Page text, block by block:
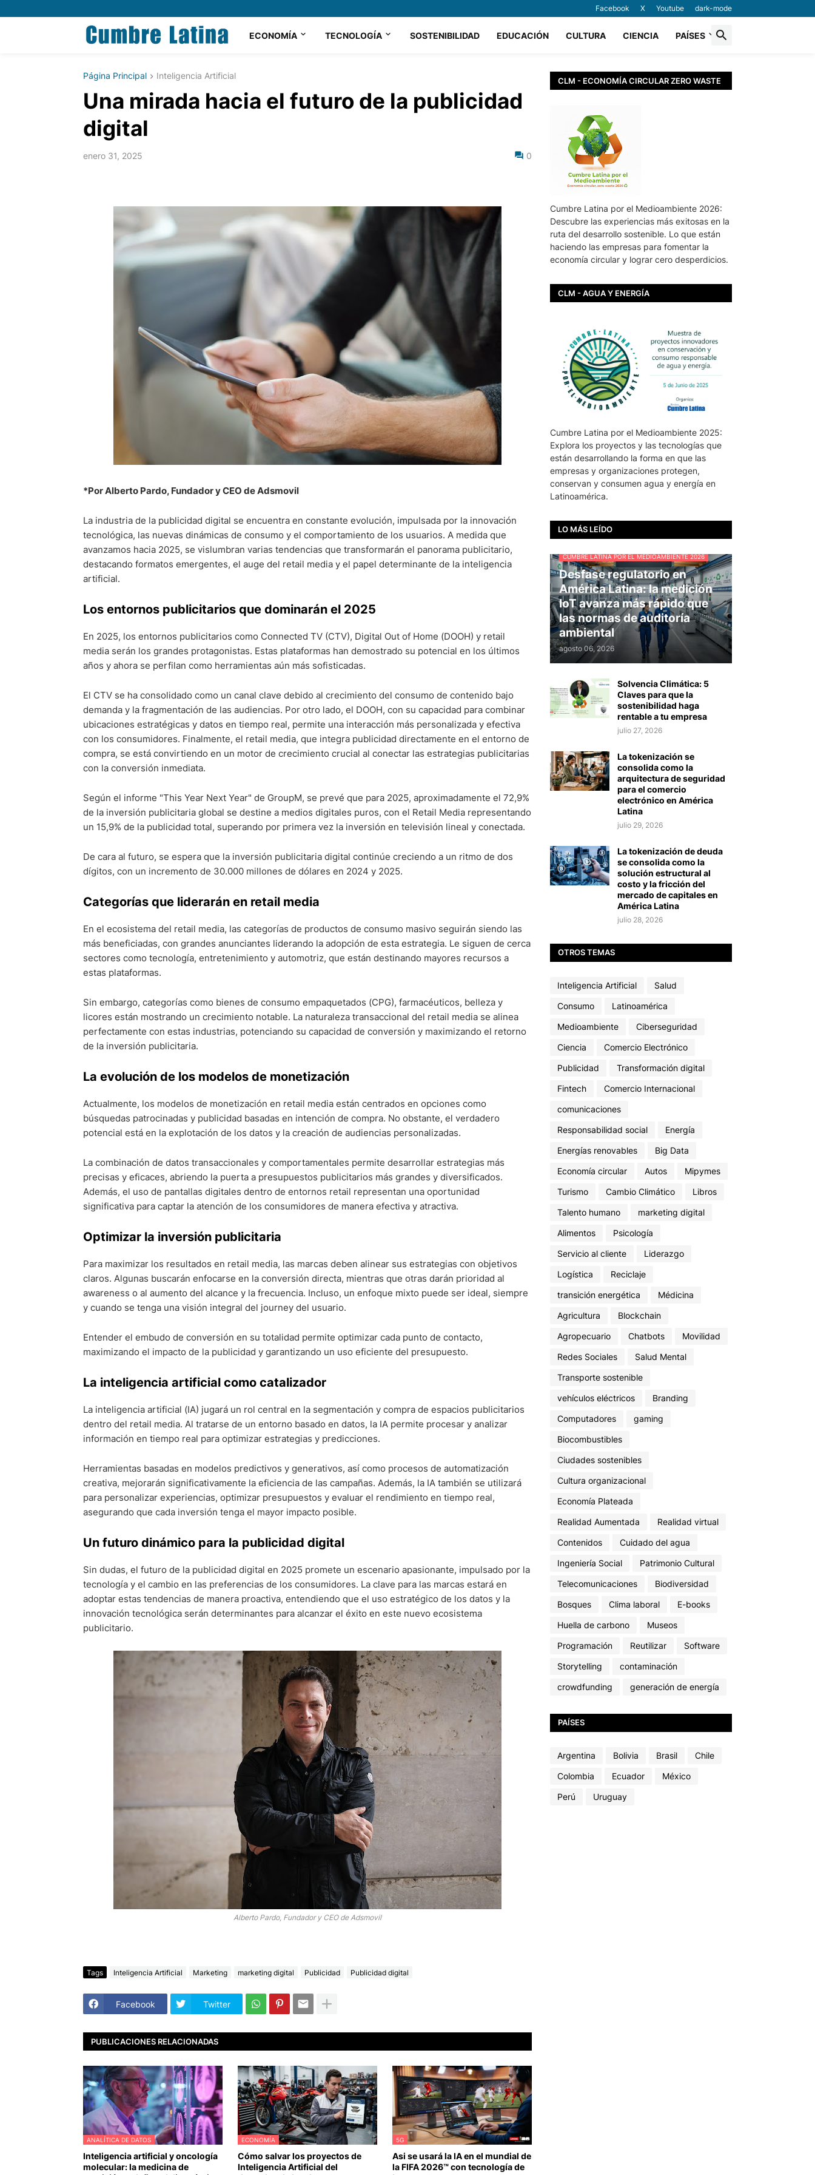
Facebook X Youtube dark-mode
ECONOMÍA TECNOLOGÍA SOSTENIBILIDAD EDUCACIÓN CULTURA CIENCIA PAÍSES
Página Principal Inteligencia Artificial
Una mirada hacia el futuro de la publicidad
digital
enero 31, 2025 0
*Por Alberto Pardo, Fundador y CEO de Adsmovil
La industria de la publicidad digital se encuentra en constante evolución, impulsada por la innovación
tecnológica, las nuevas dinámicas de consumo y el comportamiento de los usuarios. A medida que
avanzamos hacia 2025, se vislumbran varias tendencias que transformarán el panorama publicitario,
destacando formatos emergentes, el auge del retail media y el papel determinante de la inteligencia
artificial.
Los entornos publicitarios que dominarán el 2025
En 2025, los entornos publicitarios como Connected TV (CTV), Digital Out of Home (DOOH) y retail
media serán los grandes protagonistas. Estas plataformas han demostrado su potencial en los últimos
años y ahora se perfilan como herramientas aún más sofisticadas.
El CTV se ha consolidado como un canal clave debido al crecimiento del consumo de contenido bajo
demanda y la fragmentación de las audiencias. Por otro lado, el DOOH, con su capacidad para combinar
ubicaciones estratégicas y datos en tiempo real, permite una interacción más personalizada y efectiva
con los consumidores. Finalmente, el retail media, que integra publicidad directamente en el entorno de
compra, se está convirtiendo en un motor de crecimiento crucial al conectar las estrategias publicitarias
con la conversión inmediata.
Según el informe "This Year Next Year" de GroupM, se prevé que para 2025, aproximadamente el 72,9%
de la inversión publicitaria global se destine a medios digitales puros, con el Retail Media representando
un 15,9% de la publicidad total, superando por primera vez la inversión en televisión lineal y conectada.
De cara al futuro, se espera que la inversión publicitaria digital continúe creciendo a un ritmo de dos
dígitos, con un incremento de 30.000 millones de dólares en 2024 y 2025.
Categorías que liderarán en retail media
En el ecosistema del retail media, las categorías de productos de consumo masivo seguirán siendo las
más beneficiadas, con grandes anunciantes liderando la adopción de esta estrategia. Le siguen de cerca
sectores como tecnología, entretenimiento y automotriz, que están destinando mayores recursos a
estas plataformas.
Sin embargo, categorías como bienes de consumo empaquetados (CPG), farmacéuticos, belleza y
licores están mostrando un crecimiento notable. La naturaleza transaccional del retail media se alinea
perfectamente con estas industrias, potenciando su capacidad de conversión y maximizando el retorno
de la inversión publicitaria.
La evolución de los modelos de monetización
Actualmente, los modelos de monetización en retail media están centrados en opciones como
búsquedas patrocinadas y publicidad basadas en intención de compra. No obstante, el verdadero
potencial está en la explotación de los datos y la creación de audiencias personalizadas.
La combinación de datos transaccionales y comportamentales permite desarrollar estrategias más
precisas y eficaces, abriendo la puerta a presupuestos publicitarios más grandes y diversificados.
Además, el uso de pantallas digitales dentro de entornos retail representan una oportunidad
significativa para captar la atención de los consumidores de manera efectiva y atractiva.
Optimizar la inversión publicitaria
Para maximizar los resultados en retail media, las marcas deben alinear sus estrategias con objetivos
claros. Algunas buscarán enfocarse en la conversión directa, mientras que otras darán prioridad al
awareness o al aumento del alcance y la frecuencia. Incluso, un enfoque mixto puede ser ideal, siempre
y cuando se tenga una visión integral del journey del usuario.
Entender el embudo de conversión en su totalidad permite optimizar cada punto de contacto,
maximizando el impacto de la publicidad y garantizando un uso eficiente del presupuesto.
La inteligencia artificial como catalizador
La inteligencia artificial (IA) jugará un rol central en la segmentación y compra de espacios publicitarios
dentro del retail media. Al tratarse de un entorno basado en datos, la IA permite procesar y analizar
información en tiempo real para optimizar estrategias y predicciones.
Herramientas basadas en modelos predictivos y generativos, así como procesos de automatización
creativa, mejorarán significativamente la eficiencia de las campañas. Además, la IA también se utilizará
para personalizar experiencias, optimizar presupuestos y evaluar el rendimiento en tiempo real,
asegurando que cada inversión tenga el mayor impacto posible.
Un futuro dinámico para la publicidad digital
Sin dudas, el futuro de la publicidad digital en 2025 promete un escenario apasionante, impulsado por la
tecnología y el cambio en las preferencias de los consumidores. La clave para las marcas estará en
adoptar estas tendencias de manera proactiva, entendiendo que el uso estratégico de los datos y la
innovación tecnológica serán determinantes para alcanzar el éxito en este nuevo ecosistema
publicitario.
Alberto Pardo, Fundador y CEO de Adsmovil
Tags Inteligencia Artificial Marketing marketing digital Publicidad Publicidad digital
Facebook Twitter
PUBLICACIONES RELACIONADAS
ANALÍTICA DE DATOS
Inteligencia artificial y oncología
molecular: la medicina de
ECONOMÍA
Cómo salvar los proyectos de
Inteligencia Artificial del
5G
Asi se usará la IA en el mundial de
la FIFA 2026™ con tecnología de
CLM - ECONOMÍA CIRCULAR ZERO WASTE
Cumbre Latina por el Medioambiente 2026:
Descubre las experiencias más exitosas en la
ruta del desarrollo sostenible. Lo que están
haciendo las empresas para fomentar la
economía circular y lograr cero desperdicios.
CLM - AGUA Y ENERGÍA
Cumbre Latina por el Medioambiente 2025:
Explora los proyectos y las tecnologías que
están desarrollando la forma en que las
empresas y organizaciones protegen,
conservan y consumen agua y energía en
Latinoamérica.
LO MÁS LEÍDO
CUMBRE LATINA POR EL MEDIOAMBIENTE 2026
Desfase regulatorio en
América Latina: la medición
IoT avanza más rápido que
las normas de auditoría
ambiental
agosto 06, 2026
Solvencia Climática: 5
Claves para que la
sostenibilidad haga
rentable a tu empresa
julio 27, 2026
La tokenización se
consolida como la
arquitectura de seguridad
para el comercio
electrónico en América
Latina
julio 29, 2026
La tokenización de deuda
se consolida como la
solución estructural al
costo y la fricción del
mercado de capitales en
América Latina
julio 28, 2026
OTROS TEMAS
Inteligencia Artificial
Salud
Consumo
Latinoamérica
Medioambiente
Ciberseguridad
Ciencia
Comercio Electrónico
Publicidad
Transformación digital
Fintech
Comercio Internacional
comunicaciones
Responsabilidad social
Energía
Energías renovables
Big Data
Economía circular
Autos
Mipymes
Turismo
Cambio Climático
Libros
Talento humano
marketing digital
Alimentos
Psicología
Servicio al cliente
Liderazgo
Logística
Reciclaje
transición energética
Médicina
Agricultura
Blockchain
Agropecuario
Chatbots
Movilidad
Redes Sociales
Salud Mental
Transporte sostenible
vehículos eléctricos
Branding
Computadores
gaming
Biocombustibles
Ciudades sostenibles
Cultura organizacional
Economía Plateada
Realidad Aumentada
Realidad virtual
Contenidos
Cuidado del agua
Ingeniería Social
Patrimonio Cultural
Telecomunicaciones
Biodiversidad
Bosques
Clima laboral
E-books
Huella de carbono
Museos
Programación
Reutilizar
Software
Storytelling
contaminación
crowdfunding
generación de energía
PAÍSES
Argentina Bolivia Brasil
Chile
Colombia
Ecuador
México
Perú
Uruguay